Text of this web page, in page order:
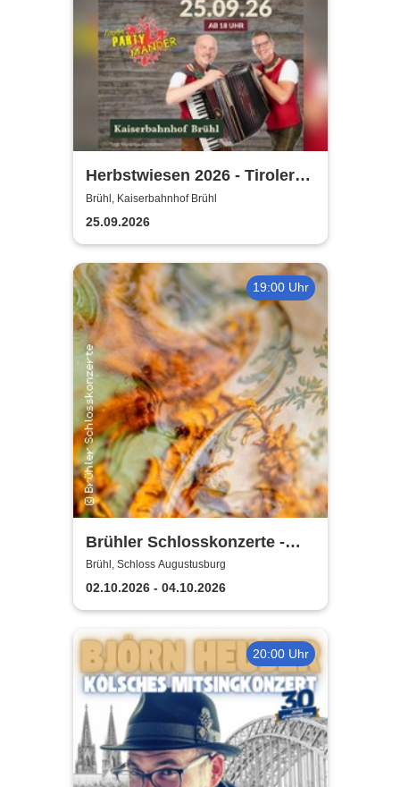
Herbstwiesen 2026 - Tiroler
Partymander live |
Kaiserbahnhof Brühl
Brühl, Kaiserbahnhof Brühl
25.09.2026
19:00 Uhr
Brühler Schlosskonzerte -
Haydn-Festival 2026
Brühl, Schloss Augustusburg
02.10.2026 - 04.10.2026
20:00 Uhr